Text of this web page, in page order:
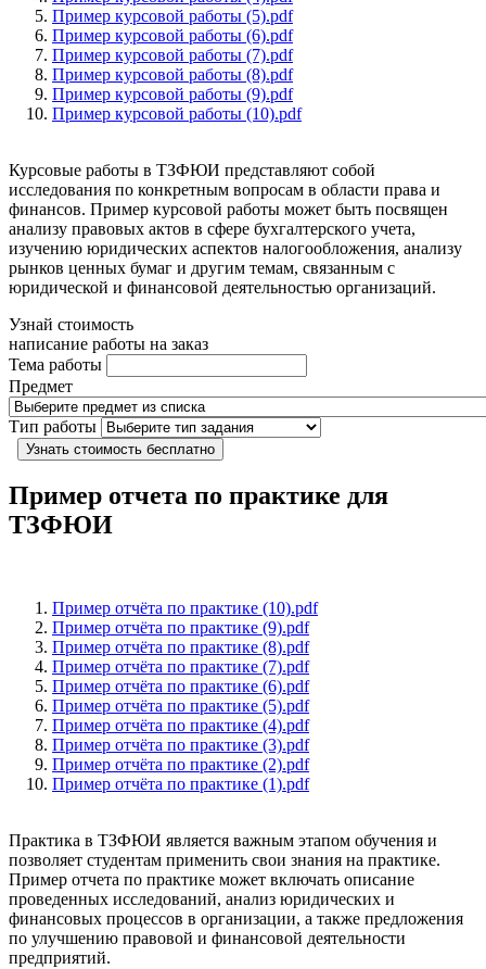
Пример курсовой работы (5).pdf
Пример курсовой работы (6).pdf
Пример курсовой работы (7).pdf
Пример курсовой работы (8).pdf
Пример курсовой работы (9).pdf
Пример курсовой работы (10).pdf
Курсовые работы в ТЗФЮИ представляют собой
исследования по конкретным вопросам в области права и
финансов. Пример курсовой работы может быть посвящен
анализу правовых актов в сфере бухгалтерского учета,
изучению юридических аспектов налогообложения, анализу
рынков ценных бумаг и другим темам, связанным с
юридической и финансовой деятельностью организаций.
Узнай стоимость
написание работы на заказ
Тема работы
Предмет
Тип работы
Узнать стоимость бесплатно
Пример отчета по практике для
ТЗФЮИ
Пример отчёта по практике (10).pdf
Пример отчёта по практике (9).pdf
Пример отчёта по практике (8).pdf
Пример отчёта по практике (7).pdf
Пример отчёта по практике (6).pdf
Пример отчёта по практике (5).pdf
Пример отчёта по практике (4).pdf
Пример отчёта по практике (3).pdf
Пример отчёта по практике (2).pdf
Пример отчёта по практике (1).pdf
Практика в ТЗФЮИ является важным этапом обучения и
позволяет студентам применить свои знания на практике.
Пример отчета по практике может включать описание
проведенных исследований, анализ юридических и
финансовых процессов в организации, а также предложения
по улучшению правовой и финансовой деятельности
предприятий.